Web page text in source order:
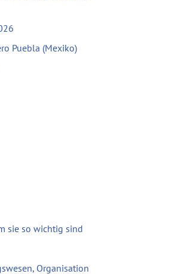
Puebla (Mexiko)
sie so wichtig sind
Organisation